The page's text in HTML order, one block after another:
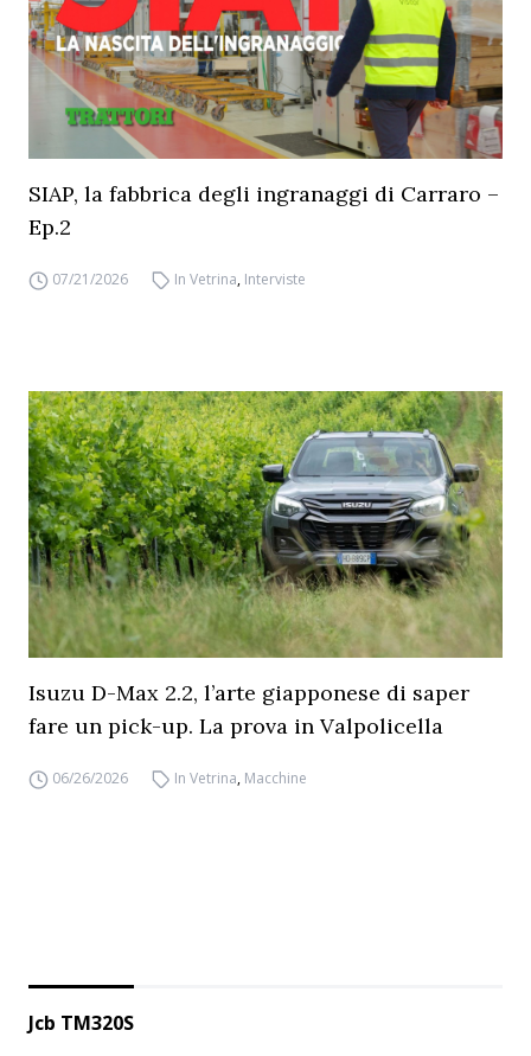
SIAP, la fabbrica degli ingranaggi di Carraro –
Ep.2
07/21/2026 In Vetrina, Interviste
Isuzu D-Max 2.2, l’arte giapponese di saper
fare un pick-up. La prova in Valpolicella
06/26/2026 In Vetrina, Macchine
Jcb TM320S